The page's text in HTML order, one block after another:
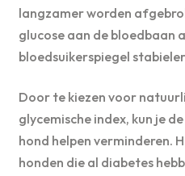
langzamer worden
glucose aan de
bloedsuikerspiegel
Door te kiezen voor
glycemische index, kun je
hond helpen verminderen.
honden die al diabetes